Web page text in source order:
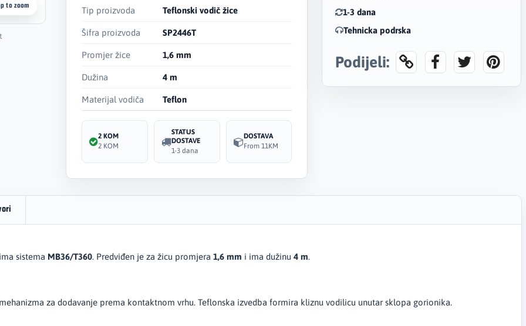
to zoom Tip proizvoda Teflonski vodič žice
Šifra proizvoda SP2446T
Promjer žice 1,6 mm
Dužina 4 m
Materijal vodiča Teflon
2 KOM
2 KOM
STATUS
DOSTAVE
1-3 dana
DOSTAVA
From 11KM
1-3 dana
Tehnicka podrska
Podijeli:
sistema MB36/T360. Predviđen je za žicu promjera 1,6 mm i ima dužinu 4 m.
za dodavanje prema kontaktnom vrhu. Teflonska izvedba formira kliznu vodilicu unutar sklopa gorionika.